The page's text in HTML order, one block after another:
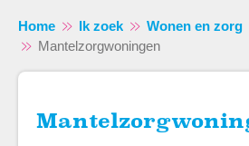
Naar hoofdnavigatiemenu
Home Ik zoek
Wonen en zorg
Mantelzorgwoningen